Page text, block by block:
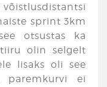
sprint 3km
otsustas ka
olin selgelt
lisaks oli see
ei